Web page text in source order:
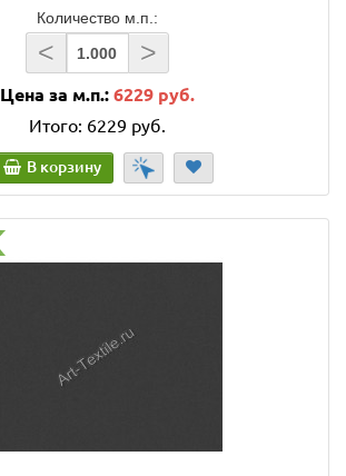
Количество м.п.:
< >
Цена за м.п.: 6229 руб.
Итого: 6229 руб.
В корзину